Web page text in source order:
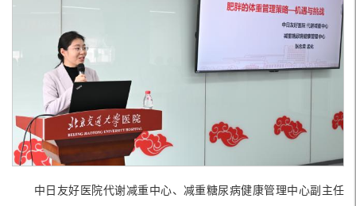
中日友好医院代谢减重中心、减重糖尿病健康管理中心副主任